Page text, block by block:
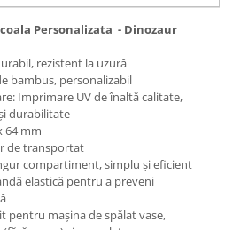
Personalizata - Dinozaur
rezistent la uzură
bambus, personalizabil
Imprimare UV de înaltă calitate,
durabilitate
64 mm
de transportat
compartiment, simplu și eficient
elastică pentru a preveni
pentru mașina de spălat vase,